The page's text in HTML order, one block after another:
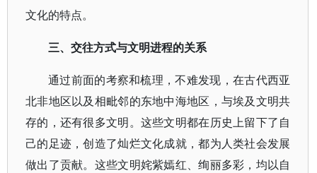
文化的特点。
三、交往方式与文明进程的关系
通过前面的考察和梳理，不难发现，在古代西亚
北非地区以及相毗邻的东地中海地区，与埃及文明共
存的，还有很多文明。这些文明都在历史上留下了自
己的足迹，创造了灿烂文化成就，都为人类社会发展
做出了贡献。这些文明姹紫嫣红、绚丽多彩，均以自